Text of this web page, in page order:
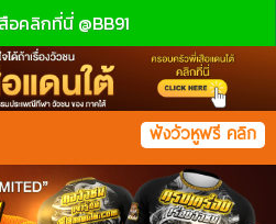
อคลิกที่นี่ @BB91
ฟังวัวหูฟรี คลิก